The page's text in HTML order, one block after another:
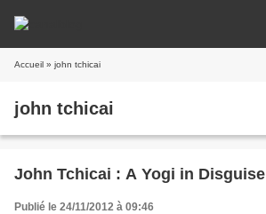
Accueil » john tchicai
john tchicai
John Tchicai : A Yogi in Disguise
Publié le 24/11/2012 à 09:46